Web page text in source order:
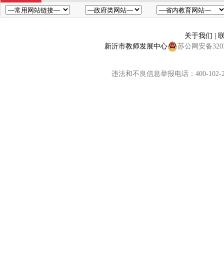
关于我们 |
新沂市教师发展中心
苏公网安备
违法和不良信息举报电话：400-